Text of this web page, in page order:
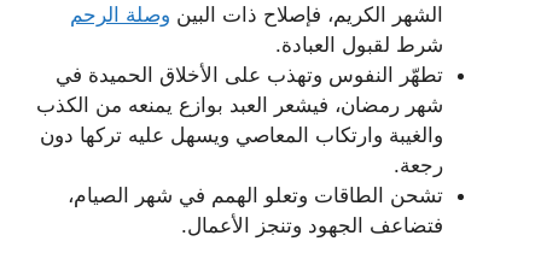
الشهر الكريم، فإصلاح ذات البين وصلة الرحم
شرط لقبول العبادة.
تطهّر النفوس وتهذب على الأخلاق الحميدة في
شهر رمضان، فيشعر العبد بوازع يمنعه من الكذب
والغيبة وارتكاب المعاصي ويسهل عليه تركها دون
رجعة.
تشحن الطاقات وتعلو الهمم في شهر الصيام،
فتضاعف الجهود وتنجز الأعمال.